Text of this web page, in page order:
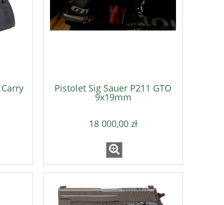
do koszyka
Pistolet Sig Sauer P211 GTO
9x19mm
18 000,00 zł